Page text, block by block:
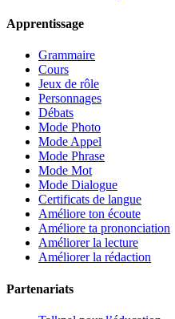
Apprentissage
Grammaire
Cours
Jeux de rôle
Personnages
Débats
Mode Photo
Mode Appel
Mode Phrase
Mode Mot
Mode Dialogue
Certificats de langue
Améliore ton écoute
Améliore ta prononciation
Améliorer la lecture
Améliorer la rédaction
Partenariats